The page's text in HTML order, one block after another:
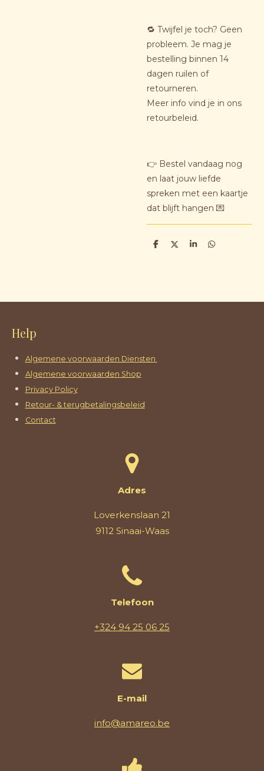
🔁 Twijfel je toch? Geen
probleem. Je mag je
bestelling binnen 14
dagen ruilen of
retourneren.
Meer info vind je in ons
retourbeleid.
👉 Bestel vandaag nog
en laat jouw liefde
spreken met een kaartje
dat blijft hangen 💌
D
D
S
D
Help
Algemene voorwaarden Diensten
Algemene voorwaarden Shop
Privacy Policy
Retour- & terugbetalingsbeleid
Contact
Adres
Loverkenslaan 21
9112 Sinaai-Waas
Telefoon
+324 94 25 06 25
E-mail
info@amareo.be